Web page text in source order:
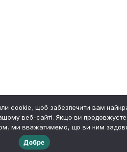
cookie, щоб забезпечити вам
веб-сайті. Якщо ви продовжуєте
ми вважатимемо, що ви ним
Добре